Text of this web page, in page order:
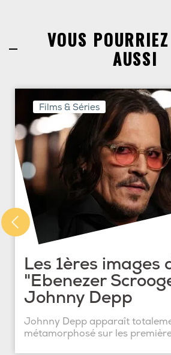
VOUS
AUSSI
Films & Séries
Les 1ères images
"Ebenezer
Johnny Depp
Johnny Depp apparaît
métamorphosé sur les